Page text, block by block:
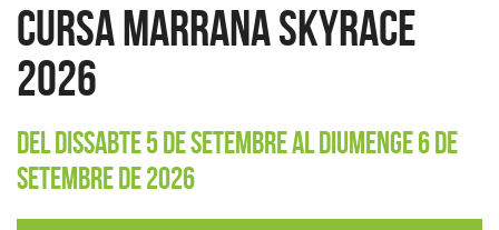
Cursa Marrana Skyrace
2026
Del Dissabte 5 de Setembre al Diumenge 6 de
Setembre de 2026